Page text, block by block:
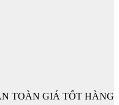
TOÀN GIÁ TỐT HÀNG